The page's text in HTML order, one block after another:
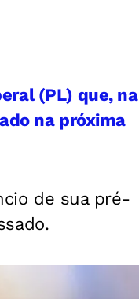
(PL) que, na
na próxima
de sua pré-